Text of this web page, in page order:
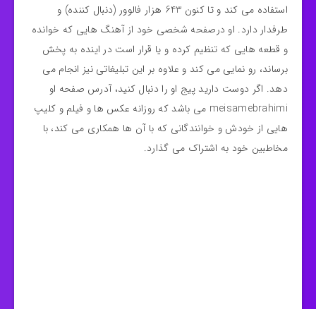
استفاده می کند و تا کنون 643 هزار فالوور (دنبال کننده) و
طرفدار دارد. او درصفحه شخصی خود از آهنگ هایی که خوانده
و قطعه هایی که تنظیم کرده و یا قرار است در اینده به پخش
برساند، رو نمایی می کند و علاوه بر این تبلیغاتی نیز انجام می
دهد. اگر دوست دارید پیج او را دنبال کنید، آدرس صفحه او
meisamebrahimi می باشد که روزانه عکس ها و فیلم و کلیپ
هایی از خودش و خوانندگانی که با آن ها همکاری می کند، با
مخاطبین خود به اشتراک می گذارد.